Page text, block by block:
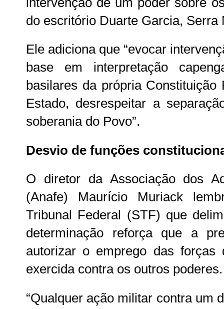
do escritório Duarte Garcia, Serra
Ele adiciona que “evocar
base em interpretação
basilares da própria
Estado, desrespeitar a
soberania do Povo”.
Desvio de funções
O diretor da Associação dos
(Anafe) Maurício Muriack
Tribunal Federal (STF) que
determinação reforça que a
autorizar o emprego das forças
exercida contra os outros poderes.
“Qualquer ação militar contra um